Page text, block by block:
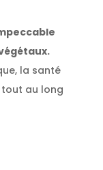
la santé
tout au long